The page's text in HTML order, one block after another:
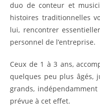
duo de conteur et
histoires traditionnelles
lui, rencontrer
personnel de l’entreprise.
Ceux de 1 à 3 ans,
quelques peu plus âgés,
grands, indépendamment
prévue à cet effet.